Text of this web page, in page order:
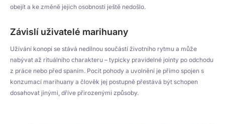
obejít a ke změně jejich osobnosti ještě nedošlo.
Závislí uživatelé marihuany
Užívání konopí se stává nedílnou součástí životního rytmu a může
nabývat až rituálního charakteru – typicky pravidelné jointy po odchodu
z práce nebo před spaním. Pocit pohody a uvolnění je přímo spojen s
konzumací marihuany a člověk jej postupně přestává být schopen
dosahovat jinými, dříve přirozenými způsoby.